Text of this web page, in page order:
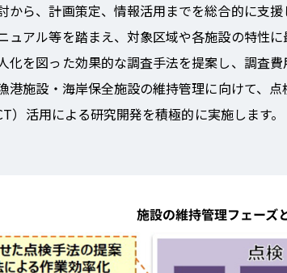
から、計画策定、情報活用までを総合的に支援
ュアル等を踏まえ、対象区域や各施設の特性に
化を図った効果的な調査手法を提案し、調査費
港施設・海岸保全施設の維持管理に向けて、
）活用による研究開発を積極的に実施します。